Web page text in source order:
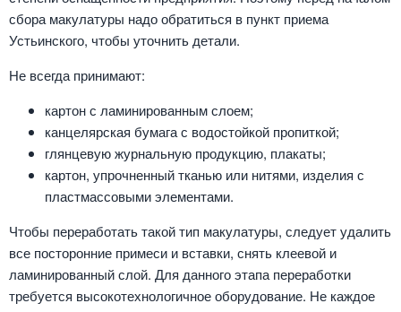
сбора макулатуры надо обратиться в пункт приема
Устьинского, чтобы уточнить детали.
Не всегда принимают:
картон с ламинированным слоем;
канцелярская бумага с водостойкой пропиткой;
глянцевую журнальную продукцию, плакаты;
картон, упрочненный тканью или нитями, изделия с
пластмассовыми элементами.
Чтобы переработать такой тип макулатуры, следует удалить
все посторонние примеси и вставки, снять клеевой и
ламинированный слой. Для данного этапа переработки
требуется высокотехнологичное оборудование. Не каждое